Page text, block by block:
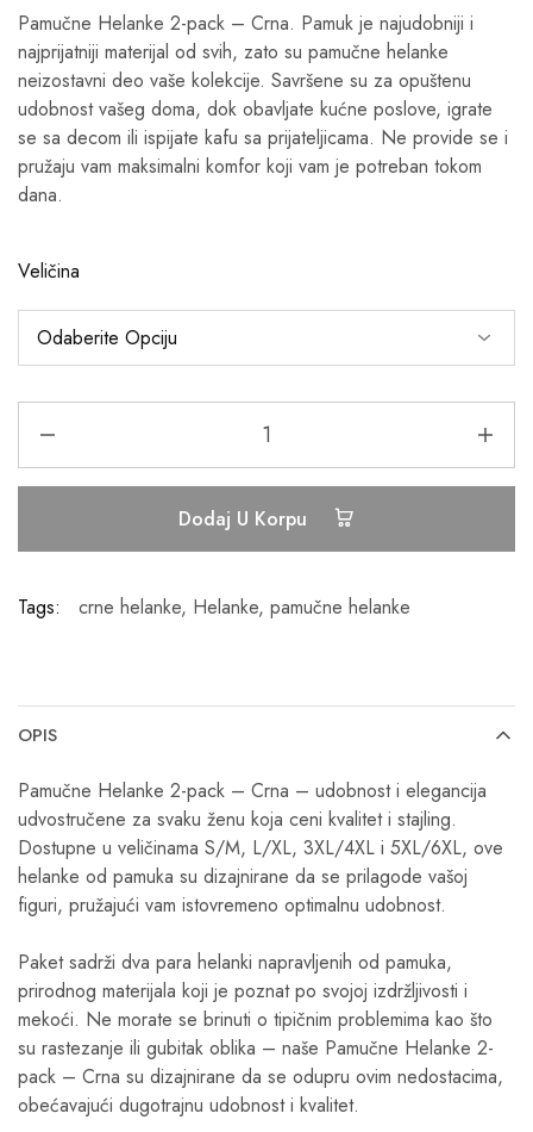
Pamučne Helanke 2-pack – Crna. Pamuk je najudobniji i
najprijatniji materijal od svih, zato su pamučne helanke
neizostavni deo vaše kolekcije. Savršene su za opuštenu
udobnost vašeg doma, dok obavljate kućne poslove, igrate
se sa decom ili ispijate kafu sa prijateljicama. Ne provide se i
pružaju vam maksimalni komfor koji vam je potreban tokom
dana.
Veličina
Dodaj U Korpu
Tags: crne helanke, Helanke, pamučne helanke
OPIS
Pamučne Helanke 2-pack – Crna – udobnost i elegancija
udvostručene za svaku ženu koja ceni kvalitet i stajling.
Dostupne u veličinama S/M, L/XL, 3XL/4XL i 5XL/6XL, ove
helanke od pamuka su dizajnirane da se prilagode vašoj
figuri, pružajući vam istovremeno optimalnu udobnost.
Paket sadrži dva para helanki napravljenih od pamuka,
prirodnog materijala koji je poznat po svojoj izdržljivosti i
mekoći. Ne morate se brinuti o tipičnim problemima kao što
su rastezanje ili gubitak oblika – naše Pamučne Helanke 2-
pack – Crna su dizajnirane da se odupru ovim nedostacima,
obećavajući dugotrajnu udobnost i kvalitet.